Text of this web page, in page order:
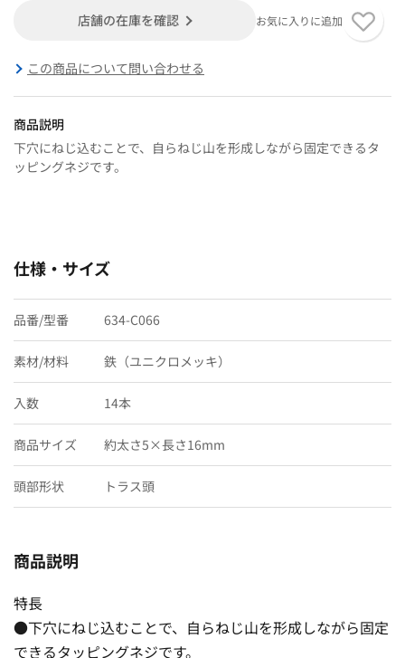
店舗の在庫を確認 お気に入りに追加
この商品について問い合わせる
商品説明
下穴にねじ込むことで、自らねじ山を形成しながら固定できるタ
ッピングネジです。
仕様・サイズ
品番/型番 634-C066
素材/材料 鉄（ユニクロメッキ）
入数 14本
商品サイズ 約太さ5×長さ16mm
頭部形状 トラス頭
商品説明
特長
●下穴にねじ込むことで、自らねじ山を形成しながら固定
できるタッピングネジです。